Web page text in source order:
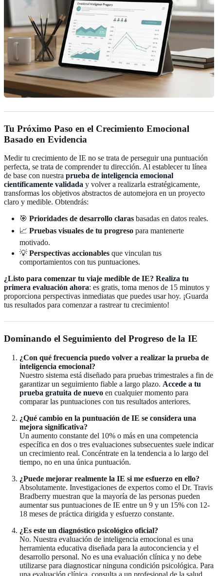
Tu Próximo Paso en el Crecimiento Emocional
Basado en Evidencia
Medir tu crecimiento de IE no se trata de perseguir una puntuación
perfecta, se trata de comprender tu dirección. Al establecer tu línea
de base con nuestra prueba de inteligencia emocional
científicamente validada y volver a realizarla estratégicamente,
transformas los objetivos abstractos de automejora en un proyecto
claro y medible. Obtendrás:
🎯 Prioridades de desarrollo claras basadas en datos reales.
📈 Pruebas visuales de tu progreso para mantenerte
motivado.
💡 Perspectivas accionables que vinculan tus
comportamientos con tus puntuaciones.
¿Listo para comenzar tu viaje medible de IE? Realiza tu
primera evaluación ahora: es gratis, toma menos de 15 minutos y
proporciona perspectivas inmediatas que puedes usar hoy. ¡Guarda
tus resultados para comenzar a rastrear tu crecimiento!
Dominando el Seguimiento del Progreso de la IE
¿Con qué frecuencia puedo volver a realizar la prueba de
inteligencia emocional?
Nuestro sistema está diseñado para pruebas trimestrales a fin de
garantizar un seguimiento fiable a largo plazo. Accede a tu
prueba gratuita de nuevo en cualquier momento para
comparar las puntuaciones con tus resultados anteriores.
¿Qué cambio en la puntuación de IE se considera una
mejora significativa?
Un aumento constante del 10% o más en una competencia
específica en dos o tres evaluaciones subsecuentes suele indicar
un crecimiento real. Concéntrate en la tendencia a lo largo del
tiempo, no en una única puntuación.
¿Puede mejorar realmente la IE si me esfuerzo en ello?
Absolutamente. Investigaciones de expertos como el Dr. Travis
Bradberry muestran que la mayoría de las personas pueden
aumentar sus puntuaciones de IE entre un 9 y un 15% con 12-
18 meses de práctica dirigida y esfuerzo constante.
¿Es este un diagnóstico psicológico oficial?
No. Nuestra evaluación de inteligencia emocional es una
herramienta educativa diseñada para la autoconciencia y el
desarrollo personal. No es una evaluación clínica y no debe
utilizarse para diagnosticar ninguna condición psicológica. Para